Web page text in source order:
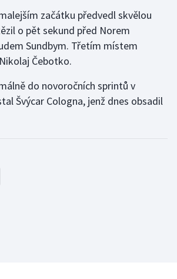
začátku předvedl skvělou
o pět sekund před Norem
Sundbym. Třetím místem
Čebotko.
do novoročních sprintů v
Švýcar Cologna, jenž dnes obsadil